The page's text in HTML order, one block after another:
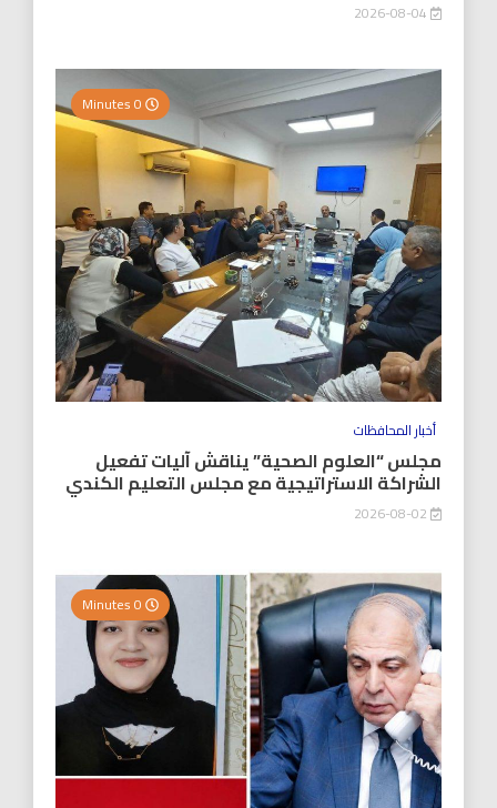
أخبار المحافظات
مجلس “العلوم الصحية” يناقش آليات تفعيل
الشراكة الاستراتيجية مع مجلس التعليم الكندي